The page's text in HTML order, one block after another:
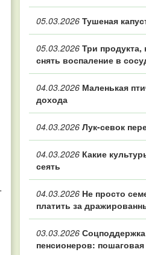
05.03.2026 Тушеная
05.03.2026 Три продукта,
снять воспаление в
04.03.2026 Маленькая
дохода
04.03.2026 Лук-севок
04.03.2026 Какие
сеять
04.03.2026 Не просто
платить за
03.03.2026
пенсионеров: